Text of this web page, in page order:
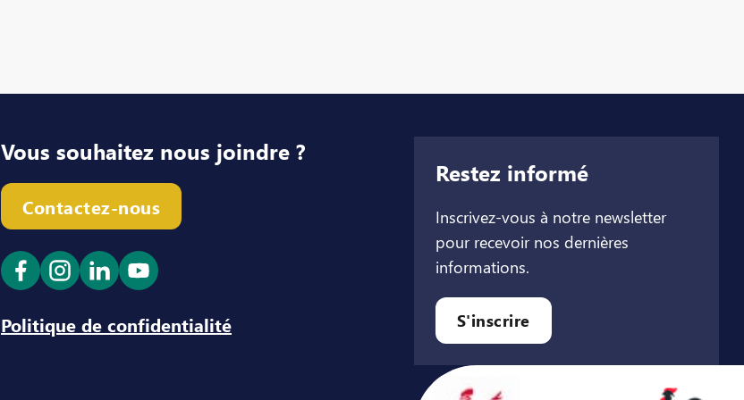
Vous souhaitez nous joindre ?
Contactez-nous
Ouvrir le lien dans un nouvel onglet
Ouvrir le lien dans un nouvel onglet
Ouvrir le lien dans un nouvel onglet
Ouvrir le lien dans un nouvel onglet
Politique de confidentialité
Restez informé
Inscrivez-vous à notre newsletter
pour recevoir nos dernières
informations.
S'inscrire
Avec le soutien de ...